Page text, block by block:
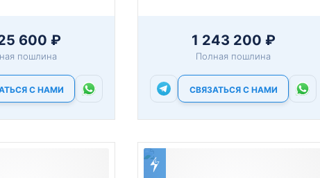
600 ₽
пошлина
С НАМИ
1 243 200 ₽
Полная пошлина
СВЯЗАТЬСЯ С НАМИ